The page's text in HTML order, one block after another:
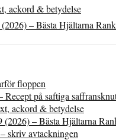
ackord & betydelse
– Bästa Hjältarna
floppen
Recept på saftiga
ackord & betydelse
– Bästa Hjältarna
skriv avtackningen